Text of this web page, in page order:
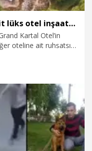
Grand Kartal Otel sahibine ait lüks otel inşaatındaki kaçak yapı yıkıldı
Kartal Otel’in
oteline ait ruhsatsız